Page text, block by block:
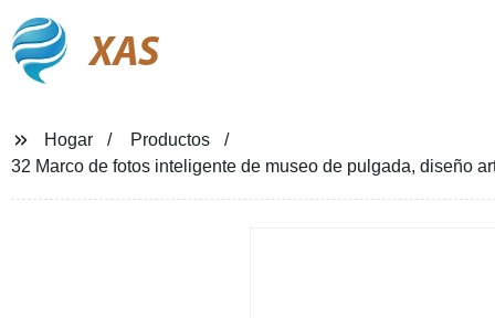
XAS
Hogar
Productos
32 Marco de fotos inteligente de museo de pulgada, diseño